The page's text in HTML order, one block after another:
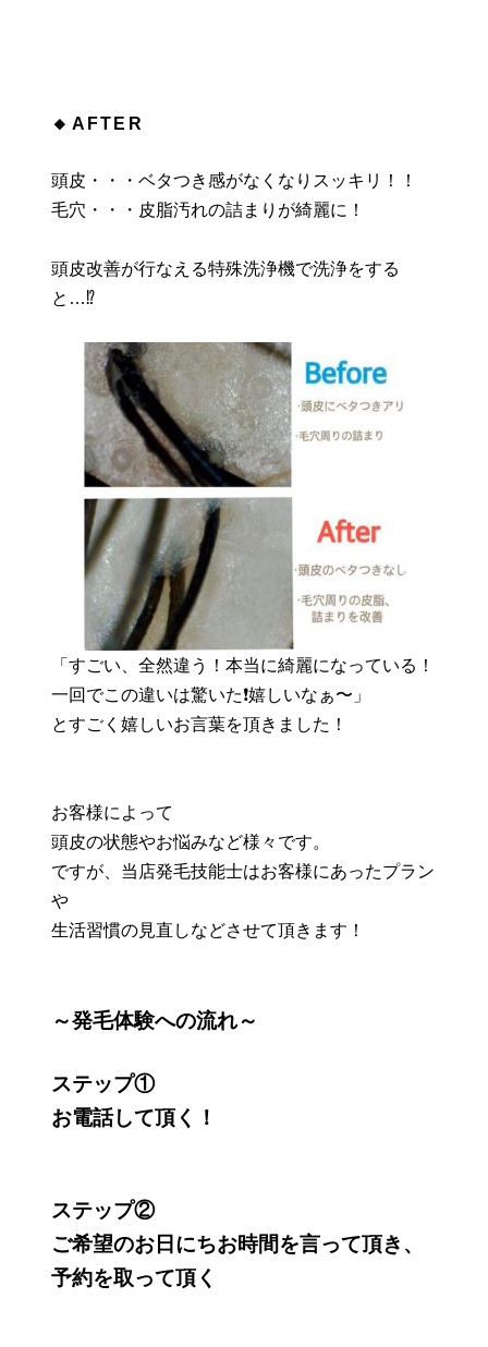
🔸AFTER
頭皮・・・ベタつき感がなくなりスッキリ！！
毛穴・・・皮脂汚れの詰まりが綺麗に！
頭皮改善が行なえる特殊洗浄機で洗浄をする
と…⁉️
「すごい、全然違う！本当に綺麗になっている！
一回でこの違いは驚いた❗️嬉しいなぁ〜」
とすごく嬉しいお言葉を頂きました！
お客様によって
頭皮の状態やお悩みなど様々です。
ですが、当店発毛技能士はお客様にあったプラン
や
生活習慣の見直しなどさせて頂きます！
～発毛体験への流れ～
ステップ①
お電話して頂く！
ステップ②
ご希望のお日にちお時間を言って頂き、
予約を取って頂く